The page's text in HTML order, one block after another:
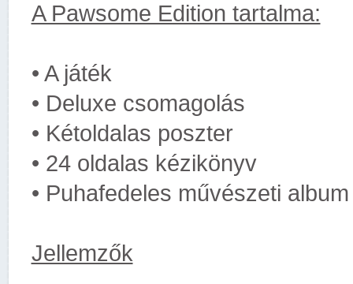
A Pawsome Edition tartalma:
• A játék
• Deluxe csomagolás
• Kétoldalas poszter
• 24 oldalas kézikönyv
• Puhafedeles művészeti album
Jellemzők